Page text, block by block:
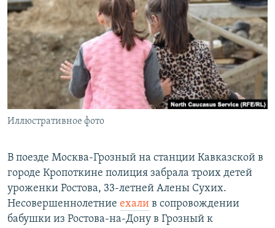
ПОДПИШИТЕСЬ НА РАССЫЛКУ
СОЦИАЛЬНЫЕ СЕТИ
Иллюстративное фото
В поезде Москва-Грозный на станции Кавказской в
городе Кропоткине полиция забрала троих детей
уроженки Ростова, 33-летней Алены Сухих.
Несовершеннолетние ехали в сопровождении
бабушки из Ростова-на-Дону в Грозный к